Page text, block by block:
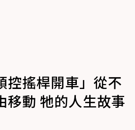
控搖桿開車」從不
移動 牠的人生故事